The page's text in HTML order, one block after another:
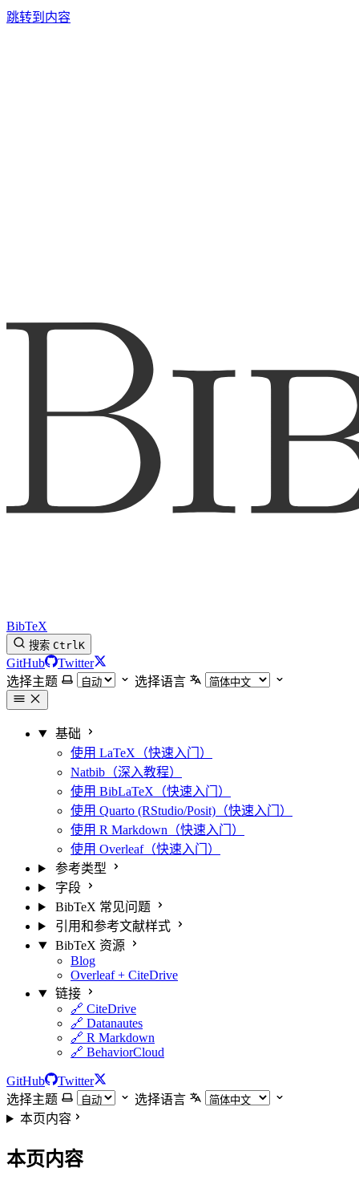
跳转到内容
BibTeX
搜索 CtrlK
GitHub
Twitter
选择主题
选择语言
基础
使用 LaTeX（快速入门）
Natbib（深入教程）
使用 BibLaTeX（快速入门）
使用 Quarto (RStudio/Posit)（快速入门）
使用 R Markdown（快速入门）
使用 Overleaf（快速入门）
参考类型
字段
BibTeX 常见问题
引用和参考文献样式
BibTeX 资源
Blog
Overleaf + CiteDrive
链接
🔗 CiteDrive
🔗 Datanautes
🔗 R Markdown
🔗 BehaviorCloud
GitHub
Twitter
选择主题
选择语言
本页内容
本页内容